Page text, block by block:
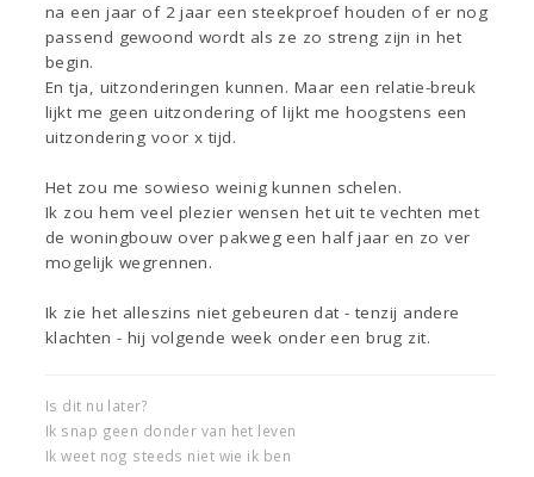
na een jaar of 2 jaar een steekproef houden of er nog
passend gewoond wordt als ze zo streng zijn in het
begin.
En tja, uitzonderingen kunnen. Maar een relatie-breuk
lijkt me geen uitzondering of lijkt me hoogstens een
uitzondering voor x tijd.
Het zou me sowieso weinig kunnen schelen.
Ik zou hem veel plezier wensen het uit te vechten met
de woningbouw over pakweg een half jaar en zo ver
mogelijk wegrennen.
Ik zie het alleszins niet gebeuren dat - tenzij andere
klachten - hij volgende week onder een brug zit.
Is dit nu later?
Ik snap geen donder van het leven
Ik weet nog steeds niet wie ik ben